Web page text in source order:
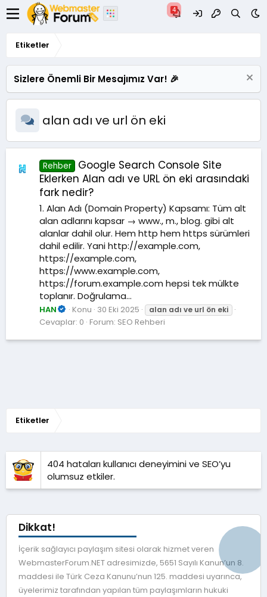
Etiketler
Sizlere Önemli Bir Mesajımız Var! 🎉
alan adı ve url ön eki
Rehber
Google Search Console Site
Eklerken Alan adı ve URL ön eki arasındaki
fark nedir?
1. Alan Adı (Domain Property) Kapsamı: Tüm alt
alan adlarını kapsar → www., m., blog. gibi alt
alanlar dahil olur. Hem http hem https sürümleri
dahil edilir. Yani http://example.com,
https://example.com,
https://www.example.com,
https://forum.example.com hepsi tek mülkte
toplanır. Doğrulama...
HAN Konu 30 Eki 2025 alan adı ve url ön eki
Cevaplar: 0 Forum: SEO Rehberi
Etiketler
404 hataları kullanıcı deneyimini ve SEO’yu
olumsuz etkiler.
Dikkat!
İçerik sağlayıcı paylaşım sitesi olarak hizmet veren
WebmasterForum.NET adresimizde, 5651 Sayılı Kanun’un 8.
maddesi ile Türk Ceza Kanunu’nun 125. maddesi uyarınca,
üyelerimiz tarafından yapılan tüm paylaşımların hukuki